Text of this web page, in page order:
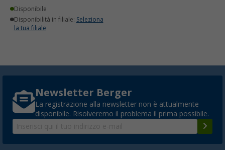
Disponibile
Disponibilità in filiale: Seleziona
la tua filiale
Newsletter Berger
La registrazione alla newsletter non è attualmente
disponibile. Risolveremo il problema il prima possibile.